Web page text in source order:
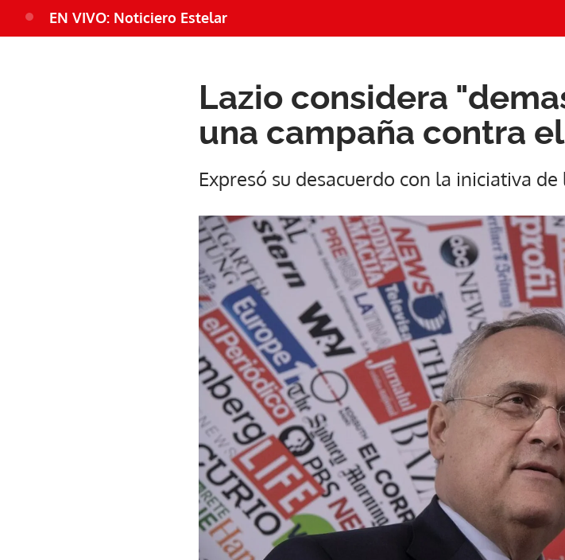
EN VIVO: Noticiero Estelar
Lazio considera
una campaña contra
Expresó su desacuerdo con la iniciativa